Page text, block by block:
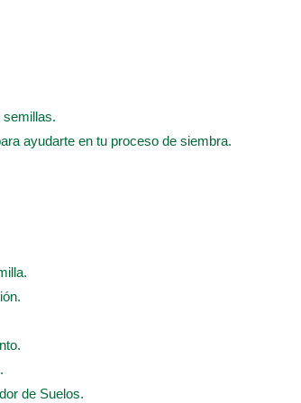
semillas.
ayudarte en tu proceso de siembra.
de Suelos.